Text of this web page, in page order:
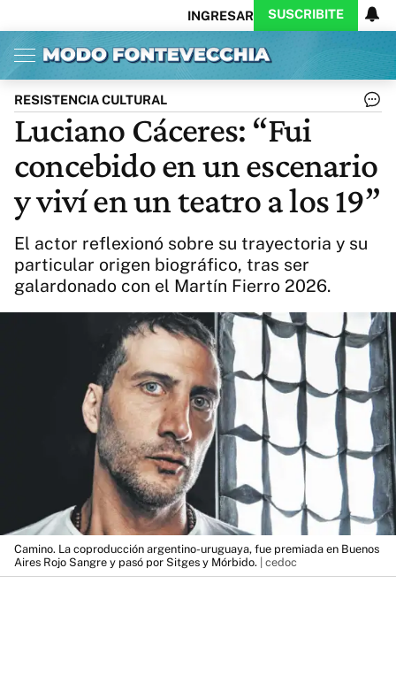
INGRESAR SUSCRIBITE
Inicio Ahora
Opinión
Política
Ciencia
Protagonistas
Cultura
Arte
Educación
CARAS
Exitoina
Turismo
Videos
Córdoba
Reperfilar
Business
Noticias
Exitoina
Gaming
Vivo
Diario del Juicio
Actualidad
RESISTENCIA CULTURAL
Luciano Cáceres: “Fui
concebido en un escenario
y viví en un teatro a los 19”
El actor reflexionó sobre su trayectoria y su
particular origen biográfico, tras ser
galardonado con el Martín Fierro 2026.
Camino. La coproducción argentino-uruguaya, fue premiada en Buenos
Aires Rojo Sangre y pasó por Sitges y Mórbido. | cedoc